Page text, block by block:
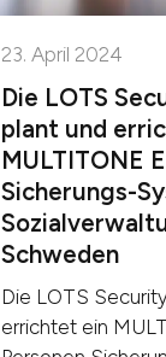
23. April 2024
Die LOTS
plant und
MULTITONE
Sicherungs-
Schweden
Die LOTS
errichtet ein